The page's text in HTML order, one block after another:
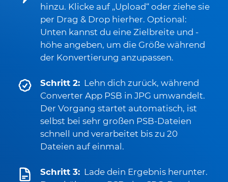
hinzu. Klicke auf „Upload“ oder ziehe sie
per Drag & Drop hierher. Optional:
Unten kannst du eine Zielbreite und -
höhe angeben, um die Größe während
der Konvertierung anzupassen.
Schritt 2: Lehn dich zurück, während
Converter App PSB in JPG umwandelt.
Der Vorgang startet automatisch, ist
selbst bei sehr großen PSB-Dateien
schnell und verarbeitet bis zu 20
Dateien auf einmal.
Schritt 3: Lade dein Ergebnis herunter.